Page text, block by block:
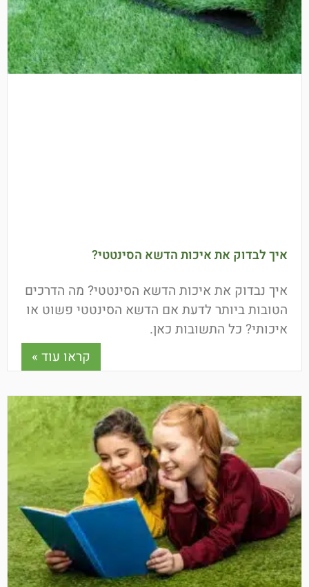
איך לבדוק את איכות הדשא הסינטטי?
איך נבדוק את איכות הדשא הסינטטי? מה הדרכים
הטובות ביותר לדעת אם הדשא הסינטטי פשוט או
איכותי? כל התשובות כאן.
קראו עוד »